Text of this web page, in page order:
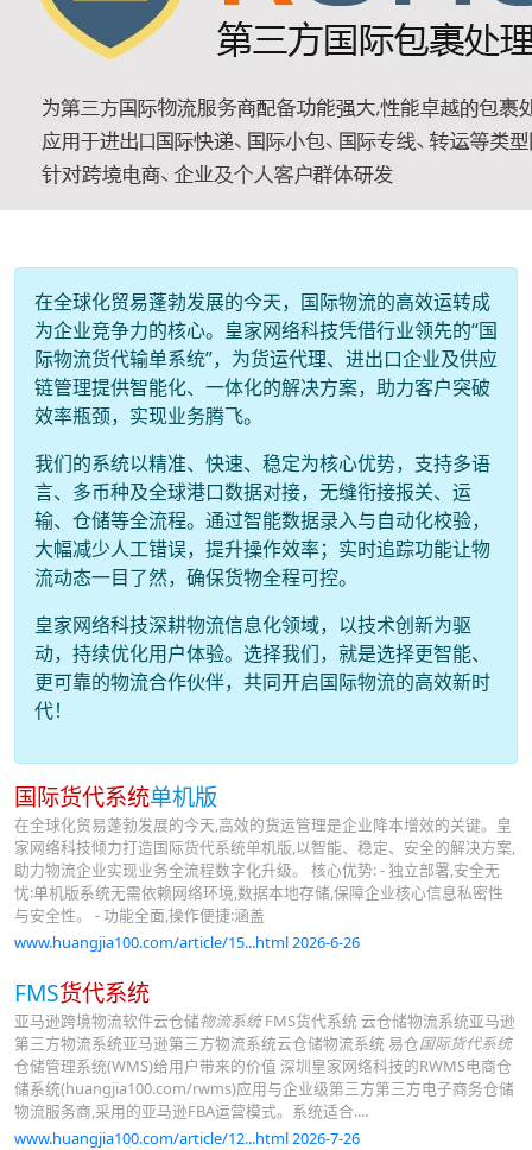
在全球化贸易蓬勃发展的今天，国际物流的高效运转成
为企业竞争力的核心。皇家网络科技凭借行业领先的“国
际物流货代输单系统”，为货运代理、进出口企业及供应
链管理提供智能化、一体化的解决方案，助力客户突破
效率瓶颈，实现业务腾飞。
我们的系统以精准、快速、稳定为核心优势，支持多语
言、多币种及全球港口数据对接，无缝衔接报关、运
输、仓储等全流程。通过智能数据录入与自动化校验，
大幅减少人工错误，提升操作效率；实时追踪功能让物
流动态一目了然，确保货物全程可控。
皇家网络科技深耕物流信息化领域，以技术创新为驱
动，持续优化用户体验。选择我们，就是选择更智能、
更可靠的物流合作伙伴，共同开启国际物流的高效新时
代！
国际货代系统单机版
在全球化贸易蓬勃发展的今天,高效的货运管理是企业降本增效的关键。皇
家网络科技倾力打造国际货代系统单机版,以智能、稳定、安全的解决方案,
助力物流企业实现业务全流程数字化升级。 核心优势: - 独立部署,安全无
忧:单机版系统无需依赖网络环境,数据本地存储,保障企业核心信息私密性
与安全性。 - 功能全面,操作便捷:涵盖
www.huangjia100.com/article/15...html 2026-6-26
FMS货代系统
亚马逊跨境物流软件云仓储物流系统FMS货代系统 云仓储物流系统亚马逊
第三方物流系统亚马逊第三方物流系统云仓储物流系统 易仓国际货代系统
仓储管理系统(WMS)给用户带来的价值 深圳皇家网络科技的RWMS电商仓
储系统(huangjia100.com/rwms)应用与企业级第三方第三方电子商务仓储
物流服务商,采用的亚马逊FBA运营模式。系统适合....
www.huangjia100.com/article/12...html 2026-7-26